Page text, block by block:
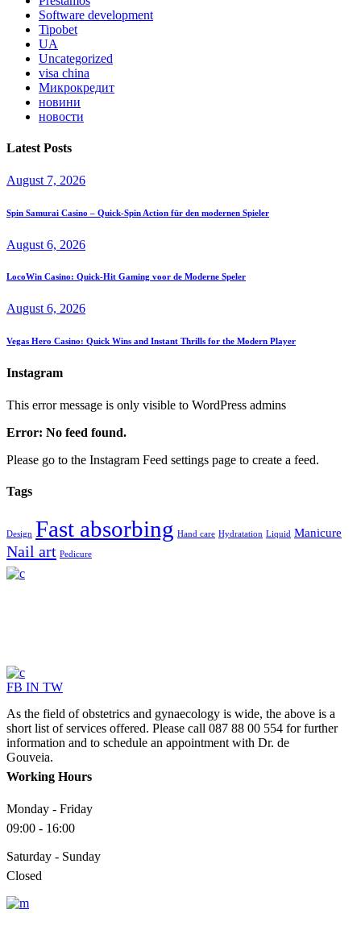
Software development
Tipobet
UA
Uncategorized
visa china
Микрокредит
новини
новости
Latest Posts
August 7, 2026
Spin Samurai Casino – Quick‑Spin Action für den modernen Spieler
August 6, 2026
LocoWin Casino: Quick‑Hit Gaming voor de Moderne Speler
August 6, 2026
Vegas Hero Casino: Quick Wins and Instant Thrills for the Modern Player
Instagram
This error message is only visible to WordPress admins
Error: No feed found.
Please go to the Instagram Feed settings page to create a feed.
Tags
Design Fast absorbing Hand care Hydratation Liquid Manicure
Nail art Pedicure
FB IN TW
As the field of obstetrics and gynaecology is wide, the above is a
short list of services offered. Please call 087 88 00 554 for further
information and to schedule an appointment with Dr. de
Gouveia.
Working Hours
Monday - Friday
09:00 - 16:00
Saturday - Sunday
Closed